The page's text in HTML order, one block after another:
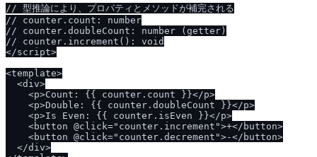
// 型推論により、プロパティとメソッドが補完される
// counter.count: number
// counter.doubleCount: number (getter)
// counter.increment(): void
</script>
<template>
  <div>
    <p>Count: {{ counter.count }}</p>
    <p>Double: {{ counter.doubleCount }}</p>
    <p>Is Even: {{ counter.isEven }}</p>
    <button @click="counter.increment">+</button>
    <button @click="counter.decrement">-</button>
  </div>